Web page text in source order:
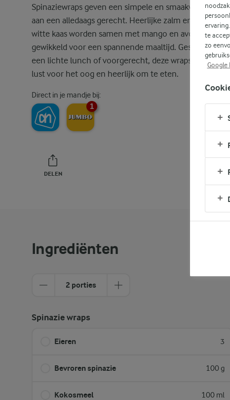
Spinaziewraps geven een simpele en smaakvolle draai
aan een alledaags gerecht. Heerlijke zalm en zachte
witte kaas worden samen met mango en avocado
gewikkeld voor een spannende maaltijd. Geserveerd als
een lichte lunch of voorgerecht, deze wraps zijn een
lust voor het oog en heerlijk om te eten.
Direct in je mandje bij:
1
DELEN PRINT
Ingrediënten
2 porties
Spinazie wraps
Eieren 3
Bevroren spinazie 100 g
Kokosmeel 100 ml
te
zo
Google